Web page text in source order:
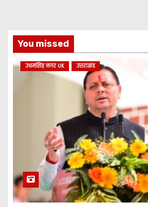
You missed
उधमसिंह नगर UK उत्तराखंड